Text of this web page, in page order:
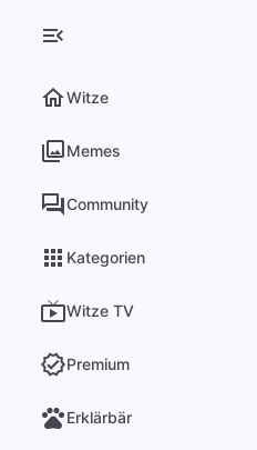
Witze
Memes
Community
Kategorien
Witze TV
Premium
Erklärbär